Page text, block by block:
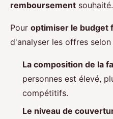
remboursement souhaité.
Pour optimiser le budget
d'analyser les offres selon
La composition de la
personnes est élevé,
compétitifs.
Le niveau de